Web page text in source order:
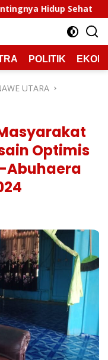
Polda Sultra
POLITIK
UTARA
Optimis
Abuhaera